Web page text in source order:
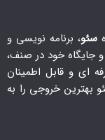
سئو، برنامه نویسی و
جایگاه خود در صنف،
ای و قابل اطمینان
بهترین خروجی را به